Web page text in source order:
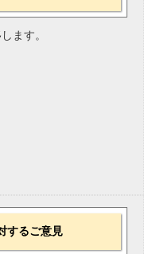
ます。
するご意見